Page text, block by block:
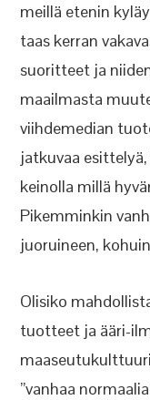
meillä etenin
taas kerran
suoritteet ja
maailmasta
viihdemedian
jatkuvaa
keinolla millä
Pikemminkin
juoruineen,
Olisiko
tuotteet ja ääri-
”vanhaa